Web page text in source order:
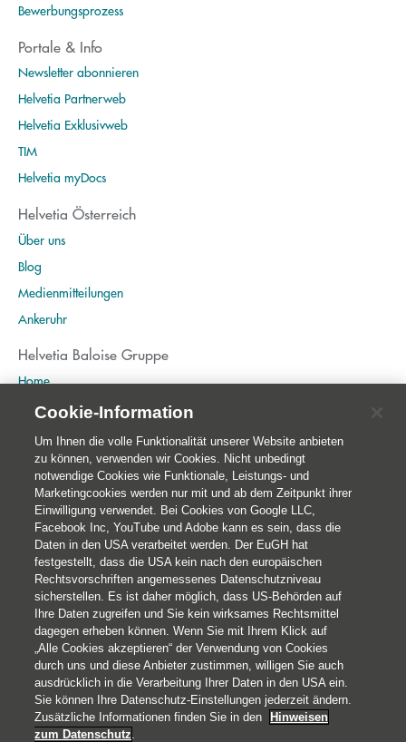
Bewerbungsprozess
Portale & Info
Newsletter abonnieren
Helvetia Partnerweb
Helvetia Exklusivweb
TIM
Helvetia myDocs
Helvetia Österreich
Über uns
Blog
Medienmitteilungen
Ankeruhr
Helvetia Baloise Gruppe
Home
Publikationen
Nachhaltigkeit
© 2026 Helvetia Versicherungen AG
Hoher Markt 10-11
1010 Wien
+43 50 222-1000
Impressum
Cookie-Information
Um Ihnen die volle Funktionalität unserer Website anbieten
zu können, verwenden wir Cookies. Nicht unbedingt
notwendige Cookies wie Funktionale, Leistungs- und
Marketingcookies werden nur mit und ab dem Zeitpunkt ihrer
Einwilligung verwendet. Bei Cookies von Google LLC,
Facebook Inc, YouTube und Adobe kann es sein, dass die
Daten in den USA verarbeitet werden. Der EuGH hat
festgestellt, dass die USA kein nach den europäischen
Rechtsvorschriften angemessenes Datenschutzniveau
sicherstellen. Es ist daher möglich, dass US-Behörden auf
Ihre Daten zugreifen und Sie kein wirksames Rechtsmittel
dagegen erheben können. Wenn Sie mit Ihrem Klick auf
„Alle Cookies akzeptieren“ der Verwendung von Cookies
durch uns und diese Anbieter zustimmen, willigen Sie auch
ausdrücklich in die Verarbeitung Ihrer Daten in den USA ein.
Sie können Ihre Datenschutz-Einstellungen jederzeit ändern.
Zusätzliche Informationen finden Sie in den
Hinweisen
zum Datenschutz.